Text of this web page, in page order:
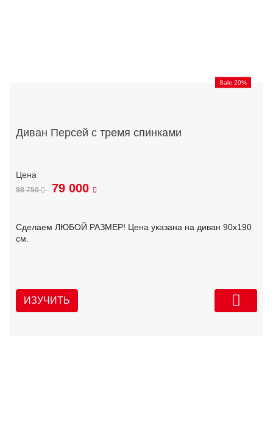
Sale 20%
Диван Персей с тремя спинками
98 750 79 000
Сделаем ЛЮБОЙ РАЗМЕР! Цена указана на диван 90х190
см.
ИЗУЧИТЬ